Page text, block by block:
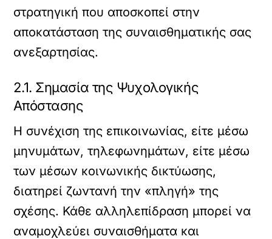
στρατηγική που αποσκοπεί στην
αποκατάσταση της συναισθηματικής σας
ανεξαρτησίας.
2.1. Σημασία της Ψυχολογικής
Απόστασης
Η συνέχιση της επικοινωνίας, είτε μέσω
μηνυμάτων, τηλεφωνημάτων, είτε μέσω
των μέσων κοινωνικής δικτύωσης,
διατηρεί ζωντανή την «πληγή» της
σχέσης. Κάθε αλληλεπίδραση μπορεί να
αναμοχλεύει συναισθήματα και